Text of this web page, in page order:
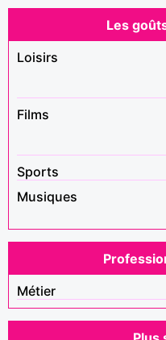
Les
Loisirs
Films
Sports
Musiques
Métier